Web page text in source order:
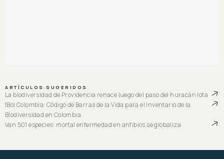
ARTÍCULOS SUGERIDOS
La biodiversidad de Providencia renace luego del paso del huracán Iota
IBol Colombia: Código de Barras de la Vida para el Inventario de la
Biodiversidad en Colombia
Van 501 especies: mortal enfermedad en anfibios se globaliza